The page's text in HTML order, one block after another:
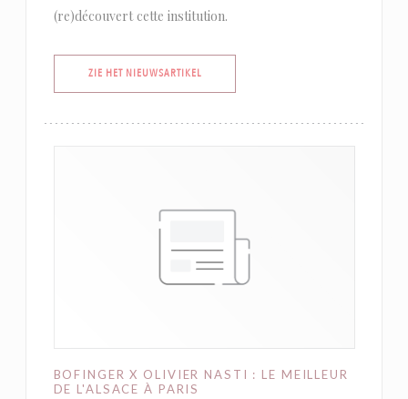
(re)découvert cette institution.
ZIE HET NIEUWSARTIKEL((OPENT IN EEN NIEUW VENSTER))
BOFINGER X OLIVIER NASTI : LE MEILLEUR
DE L'ALSACE À PARIS